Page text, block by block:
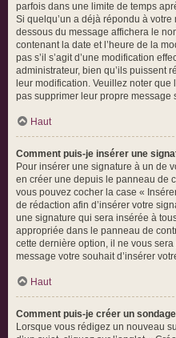
parfois dans une limite de temps
Si quelqu’un a déjà répondu à
dessous du message affichera le
contenant la date et l’heure de la
pas s’il s’agit d’une modification
administrateur, bien qu’ils puissent
leur modification. Veuillez noter
pas supprimer leur propre message
Haut
Comment puis-je insérer une
Pour insérer une signature à un de
en créer une depuis le panneau de
vous pouvez cocher la case «
de rédaction afin d’insérer votre
une signature qui sera insérée à
appropriée dans le panneau de
cette dernière option, il ne vous
message votre souhait d’insérer
Haut
Comment puis-je créer un
Lorsque vous rédigez un nouveau